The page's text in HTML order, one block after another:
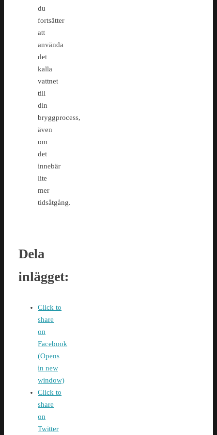
du
fortsätter
att
använda
det
kalla
vattnet
till
din
bryggprocess,
även
om
det
innebär
lite
mer
tidsåtgång.
Dela
inlägget:
Click to
share
on
Facebook
(Opens
in new
window)
Click to
share
on
Twitter